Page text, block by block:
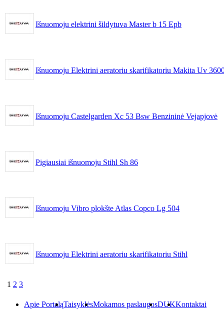
Išnuomoju elektrini šildytuva Master b 15 Epb
Išnuomoju Elektrini aeratoriu skarifikatoriu Makita Uv
Išnuomoju Castelgarden Xc 53 Bsw Benzininė Vejapjovė
Pigiausiai išnuomoju Stihl Sh 86
Išnuomoju Vibro plokšte Atlas Copco Lg 504
Išnuomoju Elektrini aeratoriu skarifikatoriu Stihl
1 2 3
Apie PortaląTaisyklėsMokamos paslaugosDUKKontaktai